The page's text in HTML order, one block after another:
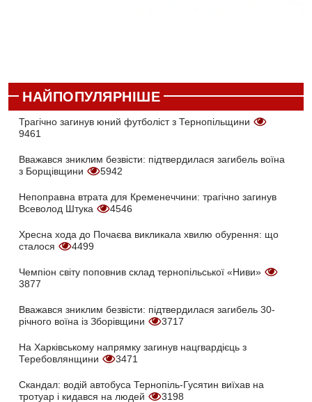
НАЙПОПУЛЯРНІШЕ
Трагічно загинув юний футболіст з Тернопільщини
9461
Вважався зниклим безвісти: підтвердилася загибель воїна
з Борщівщини
5942
Непоправна втрата для Кременеччини: трагічно загинув
Всеволод Штука
4546
Хресна хода до Почаєва викликала хвилю обурення: що
сталося
4499
Чемпіон світу поповнив склад тернопільської «Ниви»
3877
Вважався зниклим безвісти: підтвердилася загибель 30-
річного воїна із Зборівщини
3717
На Харківському напрямку загинув нацгвардієць з
Теребовлянщини
3471
Скандал: водій автобуса Тернопіль-Гусятин виїхав на
тротуар і кидався на людей
3198